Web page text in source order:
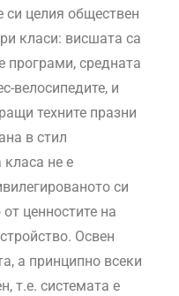
си целия обществен
класи: висшата са
програми, средната
велосипедите, и
техните празни
в стил
не е
си
ценностите на
Освен
а принципно всеки
т.е. системата е